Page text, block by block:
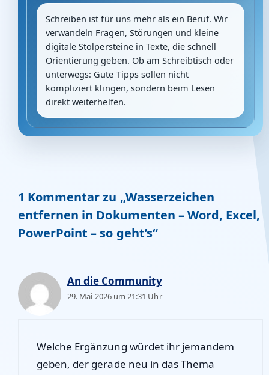
Schreiben ist für uns mehr als ein Beruf. Wir
verwandeln Fragen, Störungen und kleine
digitale Stolpersteine in Texte, die schnell
Orientierung geben. Ob am Schreibtisch oder
unterwegs: Gute Tipps sollen nicht
kompliziert klingen, sondern beim Lesen
direkt weiterhelfen.
1 Kommentar zu „Wasserzeichen
entfernen in Dokumenten – Word, Excel,
PowerPoint – so geht’s“
An die Community
29. Mai 2026 um 21:31 Uhr
Welche Ergänzung würdet ihr jemandem
geben, der gerade neu in das Thema